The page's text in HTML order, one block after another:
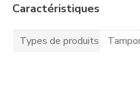
Caractéristiques
Types de produits